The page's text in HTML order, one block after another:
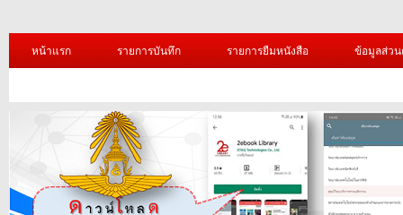
หน้าแรก รายการบันทึก รายการยืมหนังสือ ข้อมูลส่ว